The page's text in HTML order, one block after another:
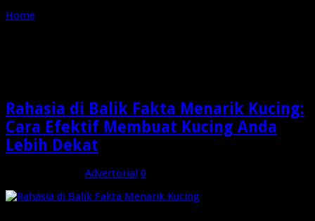
Home
Rahasia di Balik Fakta Menarik Kucing:
Cara Efektif Membuat Kucing Anda
Lebih Dekat
Advertorial 0